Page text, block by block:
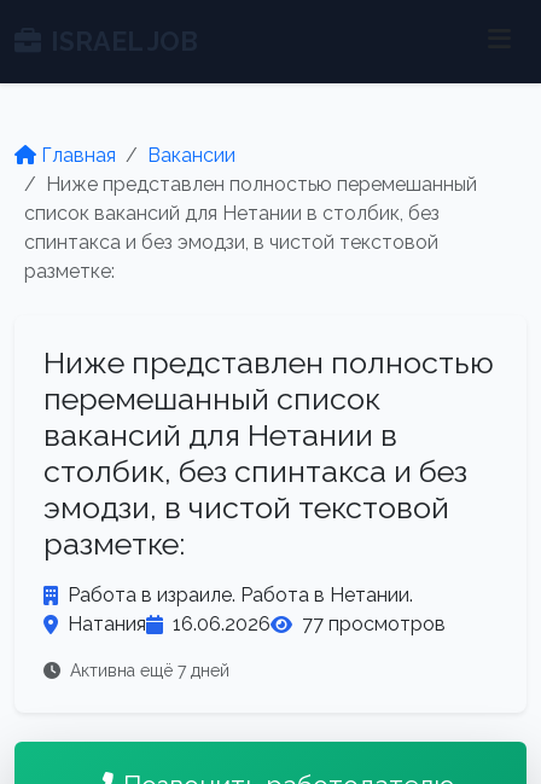
Главная
Вакансии
Ниже представлен полностью перемешанный
список вакансий для Нетании в столбик, без
спинтакса и без эмодзи, в чистой текстовой
разметке:
Ниже представлен полностью
перемешанный список
вакансий для Нетании в
столбик, без спинтакса и без
эмодзи, в чистой текстовой
разметке:
Работа в израиле. Работа в Нетании.
Натания
16.06.2026 77 просмотров
Активна ещё 7 дней